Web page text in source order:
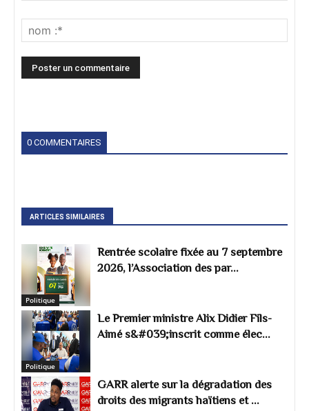
0 COMMENTAIRES
ARTICLES SIMILAIRES
Politique
Rentrée scolaire fixée au 7 septembre
2026, l’Association des par...
Politique
Le Premier ministre Alix Didier Fils-
Aimé s&#039;inscrit comme élec...
GARR alerte sur la dégradation des
droits des migrants haïtiens et ...